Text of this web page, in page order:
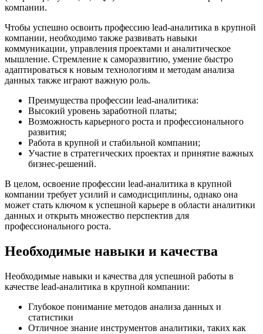
компании.
Чтобы успешно освоить профессию lead-аналитика в крупной
компании, необходимо также развивать навыки
коммуникации, управления проектами и аналитическое
мышление. Стремление к саморазвитию, умение быстро
адаптироваться к новым технологиям и методам анализа
данных также играют важную роль.
Преимущества профессии lead-аналитика:
Высокий уровень заработной платы;
Возможность карьерного роста и профессионального
развития;
Работа в крупной и стабильной компании;
Участие в стратегических проектах и принятие важных
бизнес-решений.
В целом, освоение профессии lead-аналитика в крупной
компании требует усилий и самодисциплины, однако она
может стать ключом к успешной карьере в области аналитики
данных и открыть множество перспектив для
профессионального роста.
Необходимые навыки и качества
Необходимые навыки и качества для успешной работы в
качестве lead-аналитика в крупной компании:
Глубокое понимание методов анализа данных и
статистики
Отличное знание инструментов аналитики, таких как